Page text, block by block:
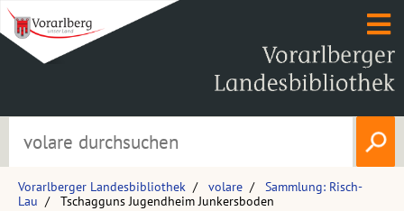
Vorarlberger Landesbibliothek volare
Sammlung: Risch-
Lau
Tschagguns Jugendheim Junkersboden